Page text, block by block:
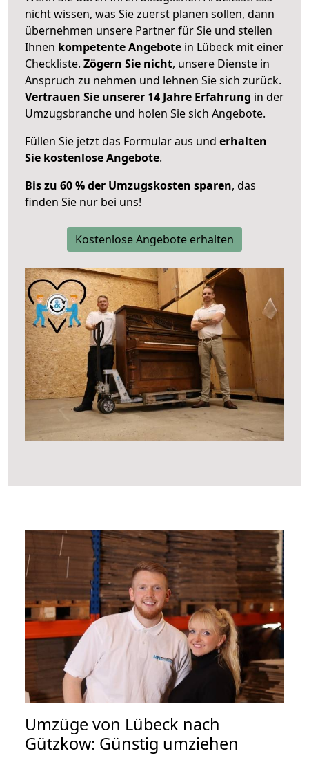
nicht wissen, was Sie zuerst planen sollen, dann
übernehmen unsere Partner für Sie und stellen
Ihnen kompetente Angebote in Lübeck mit einer
Checkliste. Zögern Sie nicht, unsere Dienste in
Anspruch zu nehmen und lehnen Sie sich zurück.
Vertrauen Sie unserer 14 Jahre Erfahrung in der
Umzugsbranche und holen Sie sich Angebote.
Füllen Sie jetzt das Formular aus und erhalten
Sie kostenlose Angebote.
Bis zu 60 % der Umzugskosten sparen, das
finden Sie nur bei uns!
Kostenlose Angebote erhalten
Umzüge von Lübeck nach
Gützkow: Günstig umziehen